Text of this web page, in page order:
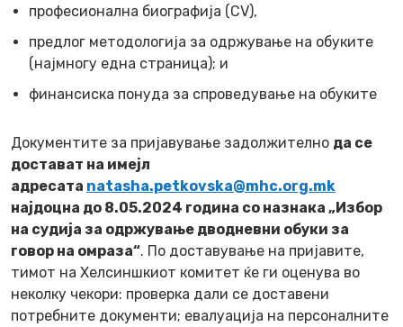
професионална биографија (CV),
предлог методологија за одржување на обуките
(најмногу една страница); и
финансиска понуда за спроведување на обуките
Документите за пријавување задолжително да се
достават на имејл
адресата natasha.petkovska@mhc.org.mk
најдоцна до 8.05.2024 година со назнака „Избор
на судија за одржување дводневни обуки за
говор на омраза“. По доставување на пријавите,
тимот на Хелсиншкиот комитет ќе ги оценува во
неколку чекори: проверка дали се доставени
потребните документи; евалуација на персоналните